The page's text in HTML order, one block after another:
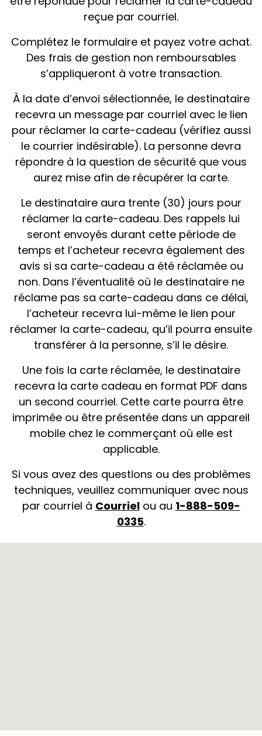
reçue par courriel.
Complétez le formulaire et payez votre achat.
Des frais de gestion non remboursables
s’appliqueront à votre transaction.
À la date d’envoi sélectionnée, le destinataire
recevra un message par courriel avec le lien
pour réclamer la carte-cadeau (vérifiez aussi
le courrier indésirable). La personne devra
répondre à la question de sécurité que vous
aurez mise afin de récupérer la carte.
Le destinataire aura trente (30) jours pour
réclamer la carte-cadeau. Des rappels lui
seront envoyés durant cette période de
temps et l’acheteur recevra également des
avis si sa carte-cadeau a été réclamée ou
non. Dans l’éventualité où le destinataire ne
réclame pas sa carte-cadeau dans ce délai,
l’acheteur recevra lui-même le lien pour
réclamer la carte-cadeau, qu’il pourra ensuite
transférer à la personne, s’il le désire.
Une fois la carte réclamée, le destinataire
recevra la carte cadeau en format PDF dans
un second courriel. Cette carte pourra être
imprimée ou être présentée dans un appareil
mobile chez le commerçant où elle est
applicable.
Si vous avez des questions ou des problèmes
techniques, veuillez communiquer avec nous
par courriel à Courrielou au 1-888-509-
0335.